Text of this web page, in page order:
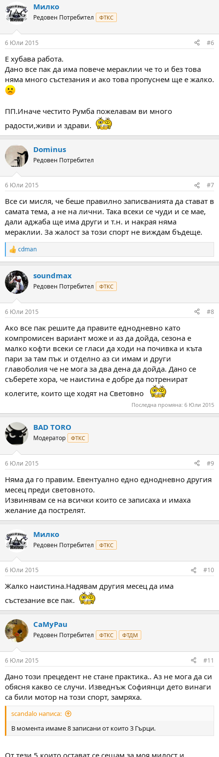
Милко
Редовен Потребител ФТКС
6 Юли 2015 #6
Е хубава работа.
Дано все пак да има повече мераклии че то и без това
няма много състезания и ако това пропуснем ще е жалко.
ПП.Иначе честито Румба пожелавам ви много
радости,живи и здрави.
Dominus
Редовен Потребител
6 Юли 2015 #7
Все си мисля, че беше правилно записванията да стават в
самата тема, а не на лични. Така всеки се чуди и се мае,
дали аджаба ще има други и т.н. и накрая няма
мераклии. За жалост за този спорт не виждам бъдеще.
R
e
c
t
i
s
cdman
soundmax
Редовен Потребител ФТКС
6 Юли 2015 #8
Ако все пак решите да правите еднодневно като
компромисен вариант може и аз да дойда, сезона е
малко кофти всеки се гласи да ходи на почивка и къта
пари за там пък и отделно аз си имам и други
главоболия че не мога за два дена да дойда. Дано се
съберете хора, че наистина е добре да потренират
колегите, които ще ходят на Световно
Последна промяна: 6 Юли 2015
BAD TORO
Модератор ФТКС
6 Юли 2015 #9
Няма да го правим. Евентуално едно еднодневно другия
месец преди световното.
Извинявам се на всички които се записаха и имаха
желание да пострелят.
Милко
Редовен Потребител ФТКС
6 Юли 2015 #10
Жалко наистина.Надявам другия месец да има
състезание все пак.
CaMyPau
Редовен Потребител ФТКС ФТДМ
6 Юли 2015 #11
Дано този прецедент не стане практика.. Аз не мога да си
обясня какво се случи. Изведнъж Софиянци дето винаги
са били мотор на този спорт, замряха.
scandalo написа:
В момента имаме 8 записани от които 3 Гърци.
От тези 5 които остават се сещам за моя милост и